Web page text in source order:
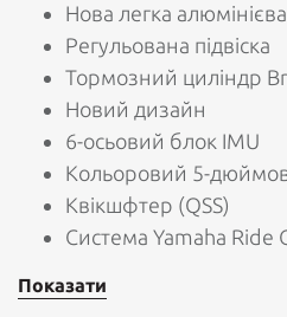
Нова легка
Регульована підвіска
Тормозний циліндр
Новий дизайн
6-осьовий блок IMU
Кольоровий 5-
Квікшфтер (QSS)
Система Yamaha Ride
Показати